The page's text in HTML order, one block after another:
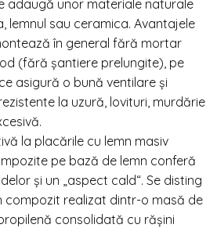
adaugă unor materiale naturale
lemnul sau ceramica. Avantajele
în general fără mortar
(fără șantiere prelungite), pe
asigură o bună ventilare și
la uzură, lovituri, murdărie
la placările cu lemn masiv
pe bază de lemn conferă
și un „aspect cald“. Se disting
compozit realizat dintr-o masă de
consolidată cu rășini